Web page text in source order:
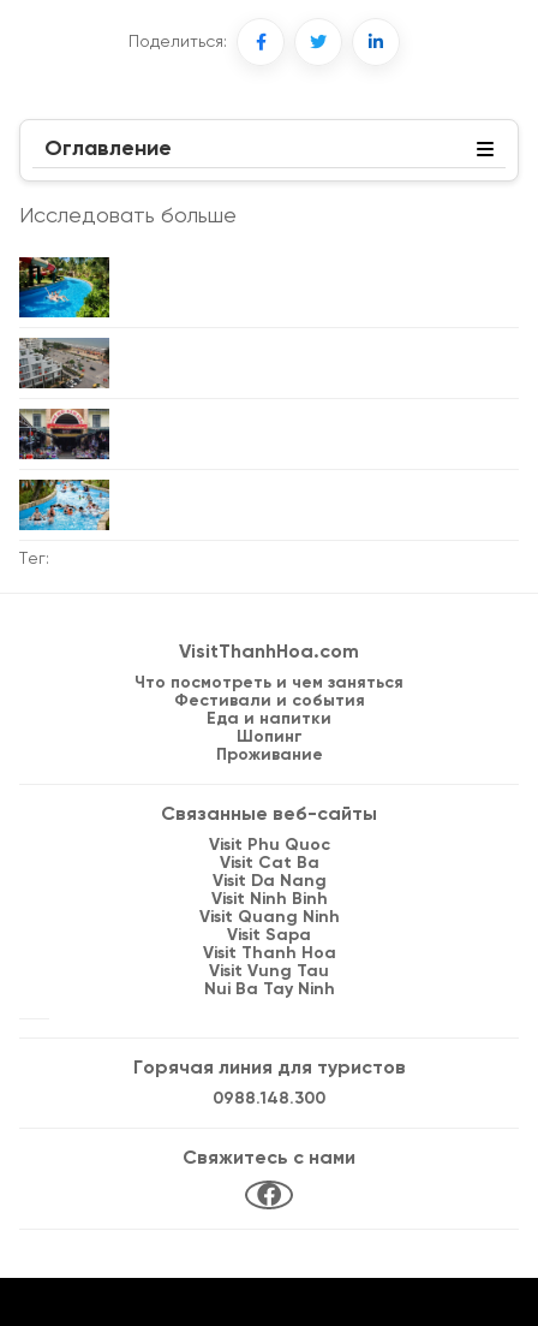
Поделиться:
Оглавление
Исследовать больше
Тег:
VisitThanhHoa.com
Что посмотреть и чем заняться
Фестивали и события
Еда и напитки
Шопинг
Проживание
Связанные веб-сайты
Visit Phu Quoc
Visit Cat Ba
Visit Da Nang
Visit Ninh Binh
Visit Quang Ninh
Visit Sapa
Visit Thanh Hoa
Visit Vung Tau
Nui Ba Tay Ninh
Горячая линия для туристов
0988.148.300
Свяжитесь с нами